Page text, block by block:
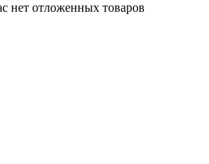
нет отложенных товаров